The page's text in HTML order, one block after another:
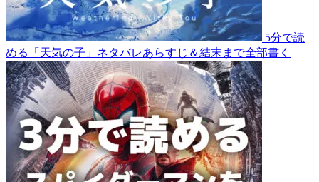
5分で読
める「天気の子」ネタバレあらすじ＆結末まで全部書く